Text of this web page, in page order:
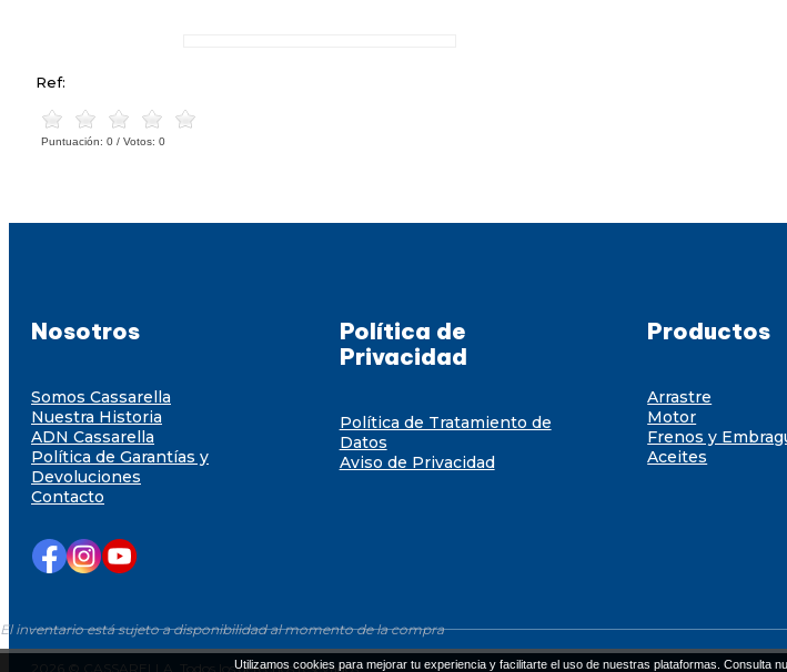
Ref:
Puntuación: 0 / Votos: 0
El inventario está sujeto a disponibilidad al momento de la compra
Nosotros
Somos Cassarella
Nuestra Historia
ADN Cassarella
Política de Garantías y
Devoluciones
Contacto
Política de
Privacidad
Política de Tratamiento de
Datos
Aviso de Privacidad
Productos
Arrastre
Motor
Frenos y
Aceites
2026 © CASSARELLA. Todos los derechos resevadosUtilizamos cookies para mejorar tu experiencia y facilitarte el uso de nuestras plataformas. Consulta